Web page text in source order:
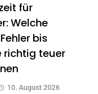
für
Welche
bis
richtig teuer
10. August 2026